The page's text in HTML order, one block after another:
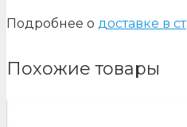
Подробнее о доставке в
Похожие товары